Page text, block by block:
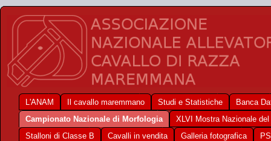
L'ANAM Il cavallo maremmano Studi e Statistiche
Banca
Campionato Nazionale di Morfologia
XLVI Mostra Nazionale
Stalloni di Classe B
Cavalli in vendita Galleria fotografica